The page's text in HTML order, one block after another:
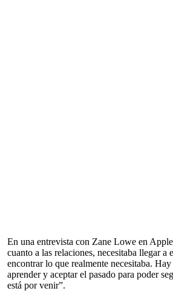
En una entrevista con Zane Lowe en
cuanto a las relaciones, necesitaba llegar a
encontrar lo que realmente necesitaba.
aprender y aceptar el pasado para poder
está por venir”.